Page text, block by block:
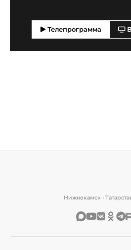
Телепрограмма
Нижнекамск •